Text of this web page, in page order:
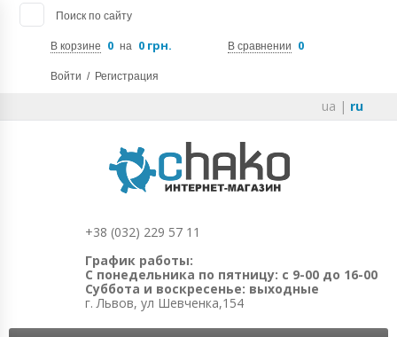
Поиск по сайту
В корзине 0 на 0 грн. В сравнении 0
Войти / Регистрация
ua | ru
+38 (032) 229 57 11
График работы:
С понедельника по пятницу: с 9-00 до 16-00
Суббота и воскресенье: выходные
г. Львов, ул Шевченка,154